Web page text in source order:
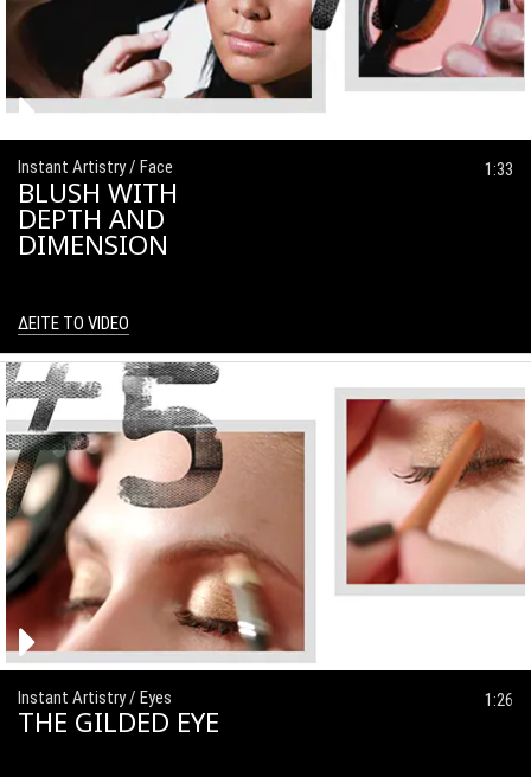
1:33
Instant Artistry / Face
BLUSH WITH
DEPTH AND
DIMENSION
ΔΕΙΤΕ ΤΟ VIDEO
1:26
Instant Artistry / Eyes
THE GILDED EYE